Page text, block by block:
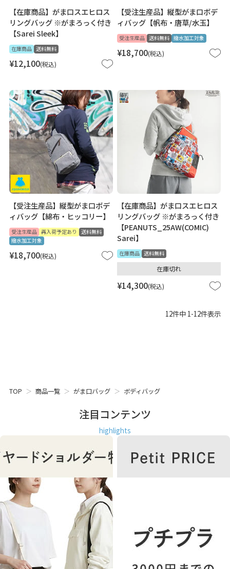
【在庫商品】がま口スエヒロス
リングバッグ ※がまろっく付き
【Sarei Sleek】
在庫商品 送料無料
¥12,100 税込
【受注生産品】縦型がま口ボデ
ィバッグ【帆布・唐草/水玉】
受注生産品 送料無料 撥水加工対象
¥18,700 税込
【受注生産品】縦型がま口ボデ
ィバッグ【綿布・ヒッコリー】
受注生産品 再入荷予定あり
送料無料
撥水加工対象
¥18,700 税込
【在庫商品】がま口スエヒロス
リングバッグ ※がまろっく付き
【PEANUTS_25AW(COMIC)
Sarei】
在庫商品 送料無料
¥14,300 税込
在庫切れ
12件中 1-12件表示
TOP 商品一覧 がま口バッグ ボディバッグ
注目コンテンツ
highlights